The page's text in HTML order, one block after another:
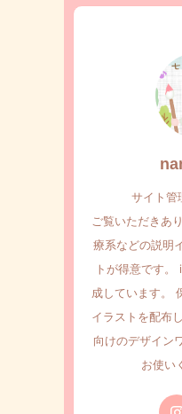
サイト管
ご覧いただきあ
療系などの説明
トが得意です
成しています。
イラストを配布
向けのデザイン
お使い